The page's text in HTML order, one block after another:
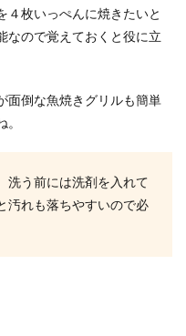
４枚いっぺんに焼きたいと
なので覚えておくと役に立
面倒な魚焼きグリルも簡単
洗う前には洗剤を入れて
汚れも落ちやすいので必